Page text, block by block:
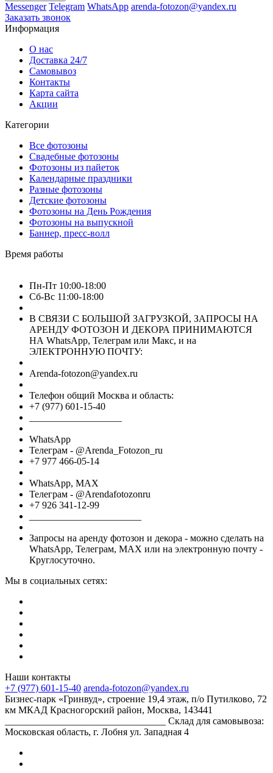
Messenger Telegram WhatsApp arenda-fotozon@yandex.ru
Заказать звонок
Информация
О нас
Доставка 24/7
Самовывоз
Контакты
Карта сайта
Акции
Категории
Все фотозоны
Свадебные фотозоны
Фотозоны из пайеток
Календарные праздники
Разные фотозоны
Детские фотозоны
Фотозоны на День Рождения
Фотозоны на выпускной
Баннер, пресс-волл
Время работы
Пн-Пт 10:00-18:00
Сб-Вс 11:00-18:00
В СВЯЗИ С БОЛЬШОЙ ЗАГРУЗКОЙ, ЗАПРОСЫ НА
АРЕНДУ ФОТОЗОН И ДЕКОРА ПРИНИМАЮТСЯ
НА WhatsApp, Телеграм или Макс, и на
ЭЛЕКТРОННУЮ ПОЧТУ:
Arenda-fotozon@yandex.ru
Телефон общий Москва и область:
+7 (977) 601-15-40
WhatsApp
Телеграм - @Arenda_Fotozon_ru
+7 977 466-05-14
WhatsApp, МАХ
Телеграм - @Arendafotozonru
+7 926 341-12-99
Запросы на аренду фотозон и декора - можно сделать на
WhatsApp, Телеграм, МАХ или на электронную почту -
Круглосуточно.
Мы в социальных сетях:
Наши контакты
+7 (977) 601-15-40 arenda-fotozon@yandex.ru
Бизнес-парк «Гринвуд», строение 19,4 этаж, п/о Путилково, 72
км МКАД Красногорский район, Москва, 143441
_________________________________ Склад для самовывоза:
Московская область, г. Лобня ул. Западная 4